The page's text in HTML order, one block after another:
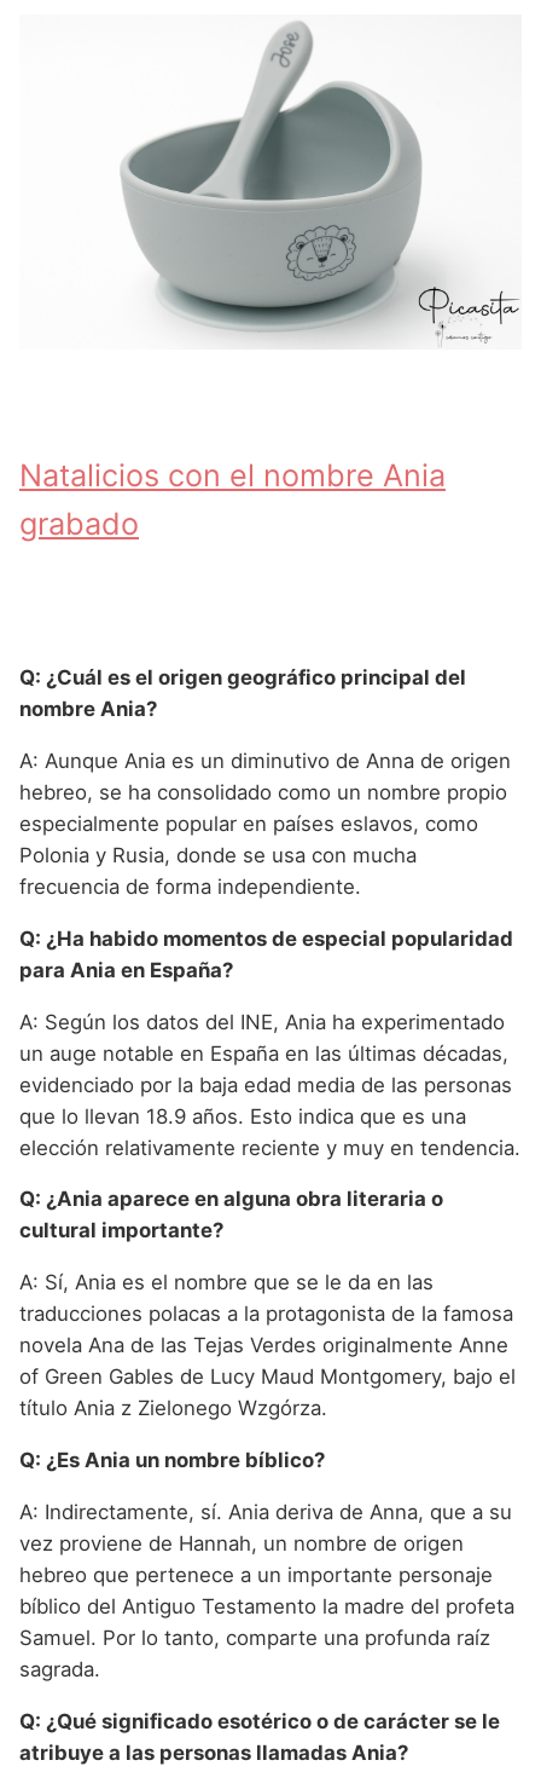
Natalicios con el nombre Ania
grabado
Q: ¿Cuál es el origen geográfico principal del
nombre Ania?
A: Aunque Ania es un diminutivo de Anna de origen
hebreo, se ha consolidado como un nombre propio
especialmente popular en países eslavos, como
Polonia y Rusia, donde se usa con mucha
frecuencia de forma independiente.
Q: ¿Ha habido momentos de especial popularidad
para Ania en España?
A: Según los datos del INE, Ania ha experimentado
un auge notable en España en las últimas décadas,
evidenciado por la baja edad media de las personas
que lo llevan 18.9 años. Esto indica que es una
elección relativamente reciente y muy en tendencia.
Q: ¿Ania aparece en alguna obra literaria o
cultural importante?
A: Sí, Ania es el nombre que se le da en las
traducciones polacas a la protagonista de la famosa
novela Ana de las Tejas Verdes originalmente Anne
of Green Gables de Lucy Maud Montgomery, bajo el
título Ania z Zielonego Wzgórza.
Q: ¿Es Ania un nombre bíblico?
A: Indirectamente, sí. Ania deriva de Anna, que a su
vez proviene de Hannah, un nombre de origen
hebreo que pertenece a un importante personaje
bíblico del Antiguo Testamento la madre del profeta
Samuel. Por lo tanto, comparte una profunda raíz
sagrada.
Q: ¿Qué significado esotérico o de carácter se le
atribuye a las personas llamadas Ania?